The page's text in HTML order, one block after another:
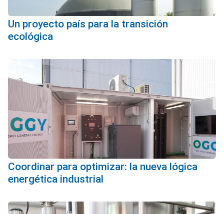
Un proyecto país para la transición
ecológica
Coordinar para optimizar: la nueva lógica
energética industrial